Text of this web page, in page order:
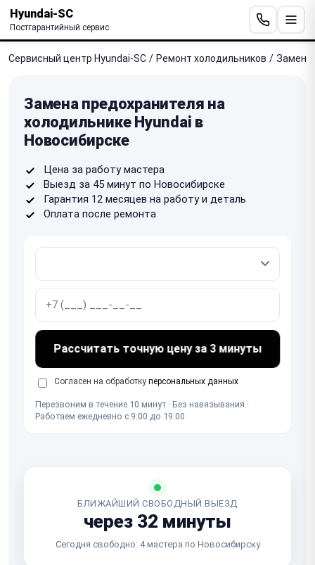
Hyundai-SC
Постгарантийный сервис
Сервисный центр Hyundai-SC / Ремонт холодильников / Замена
Замена предохранителя на
холодильнике Hyundai в
Новосибирске
Цена за работу мастера
Выезд за 45 минут по Новосибирске
Гарантия 12 месяцев на работу и деталь
Оплата после ремонта
Рассчитать точную цену за 3 минуты
Согласен на обработку персональных данных
Перезвоним в течение 10 минут · Без навязывания ·
Работаем ежедневно с 9:00 до 19:00
БЛИЖАЙШИЙ СВОБОДНЫЙ ВЫЕЗД
через 32 минуты
Сегодня свободно: 4 мастера по Новосибирску